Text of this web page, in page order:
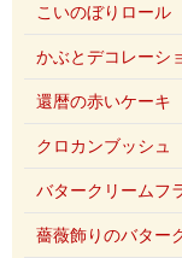
こいのぼりロール
かぶとデコレーシ
還暦の赤いケーキ
クロカンブッシュ
バタークリームフ
薔薇飾りのバター